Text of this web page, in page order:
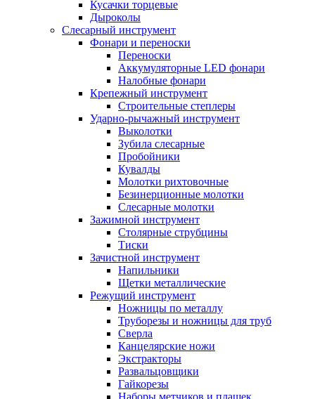
Кусачки торцевые
Дыроколы
Слесарный инструмент
Фонари и переноски
Переноски
Аккумуляторные LED фонари
Налобные фонари
Крепежный инструмент
Строительные степлеры
Ударно-рычажный инструмент
Выколотки
Зубила слесарные
Пробойники
Кувалды
Молотки рихтовочные
Безинерционные молотки
Слесарные молотки
Зажимной инструмент
Столярные струбцины
Тиски
Зачистной инструмент
Напильники
Щетки металлические
Режущий инструмент
Ножницы по металлу
Труборезы и ножницы для труб
Сверла
Канцелярские ножи
Экстракторы
Развальцовщики
Гайкорезы
Наборы метчиков и плашек